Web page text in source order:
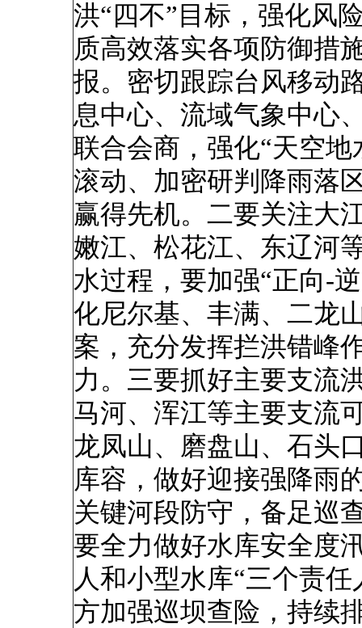
洪“四不”目标，强化风
质高效落实各项防御措
报。密切跟踪台风移动
息中心、流域气象中心
联合会商，强化“天空
滚动、加密研判降雨落
赢得先机。二要关注大
嫩江、松花江、东辽河
水过程，要加强“正向-
化尼尔基、丰满、二龙
案，充分发挥拦洪错峰
力。三要抓好主要支流
马河、浑江等主要支流
龙凤山、磨盘山、石头
库容，做好迎接强降雨
关键河段防守，备足巡
要全力做好水库安全度
人和小型水库“三个责
方加强巡坝查险，持续